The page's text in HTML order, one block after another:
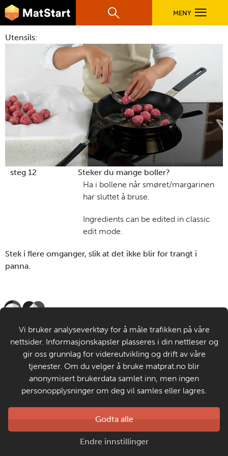
Hopp til hovedinnhold
hovednavigasjonsmobilversjon
MatStart
Søk MENY
OPPSKRIFTER
FILM
FØR DU STARTER
LÆR MER
TIL DE VOKSNE
Utensils:
steg 12
Ha i bollene når smøret/margarinen
har sluttet å bruse.
Ingredients can be edited in classic
edit mode.
Steker du mange boller?
Stek i flere omganger, slik at det ikke blir for trangt i
panna.
Om MatStart
Kontakt oss
Personvern og informasjonskapsler
Laget av
Matprat
Vi bruker analyseverktøy for å måle trafikken på våre
nettsider. Informasjonskapsler plasseres i din nettleser og
gir oss grunnlag for videreutvikling og drift av våre
tjenester. Om du velger å bruke matprat.no blir
anonymisert brukerdata samlet inn, men ingen
personopplysninger om deg vil samles eller lagres.
Godta alle
Endre innstillinger